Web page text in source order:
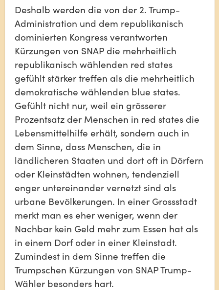
Deshalb werden die von der 2. Trump-
Administration und dem republikanisch
dominierten Kongress verantworten
Kürzungen von SNAP die mehrheitlich
republikanisch wählenden red states
gefühlt stärker treffen als die mehrheitlich
demokratische wählenden blue states.
Gefühlt nicht nur, weil ein grösserer
Prozentsatz der Menschen in red states die
Lebensmittelhilfe erhält, sondern auch in
dem Sinne, dass Menschen, die in
ländlicheren Staaten und dort oft in Dörfern
oder Kleinstädten wohnen, tendenziell
enger untereinander vernetzt sind als
urbane Bevölkerungen. In einer Grossstadt
merkt man es eher weniger, wenn der
Nachbar kein Geld mehr zum Essen hat als
in einem Dorf oder in einer Kleinstadt.
Zumindest in dem Sinne treffen die
Trumpschen Kürzungen von SNAP Trump-
Wähler besonders hart.